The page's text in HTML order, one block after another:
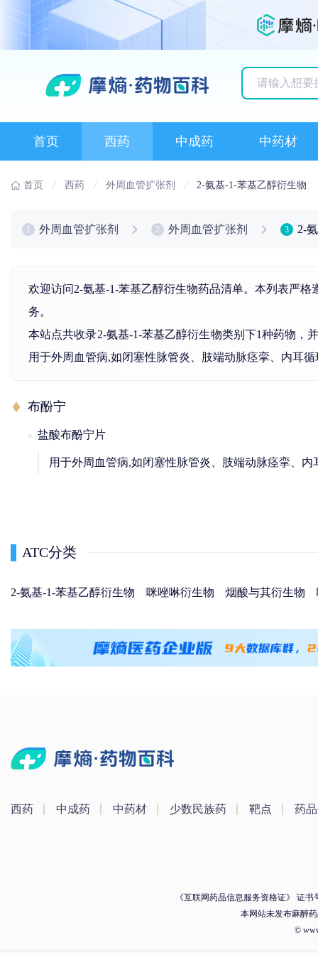
首页 西药 中成药 中药材
首页 西药 外周血管扩张剂 2-氨基-1-苯基乙醇衍生物
外周血管扩张剂 2 外周血管扩张剂 3 2-
欢迎访问2-氨基-1-苯基乙醇衍生物药品清单。本列表严
务。
本站点共收录2-氨基-1-苯基乙醇衍生物类别下1种药物
用于外周血管病,如闭塞性脉管炎、肢端动脉痉挛、内耳
布酚宁
盐酸布酚宁片
用于外周血管病,如闭塞性脉管炎、肢端动脉痉挛、
ATC分类
2-氨基-1-苯基乙醇衍生物 咪唑啉衍生物 烟酸与其衍生物
西药 中成药 中药材 少数民族药 靶点 药
《互联网药品信息服务资格证》 证书
本网站未发布麻醉
©